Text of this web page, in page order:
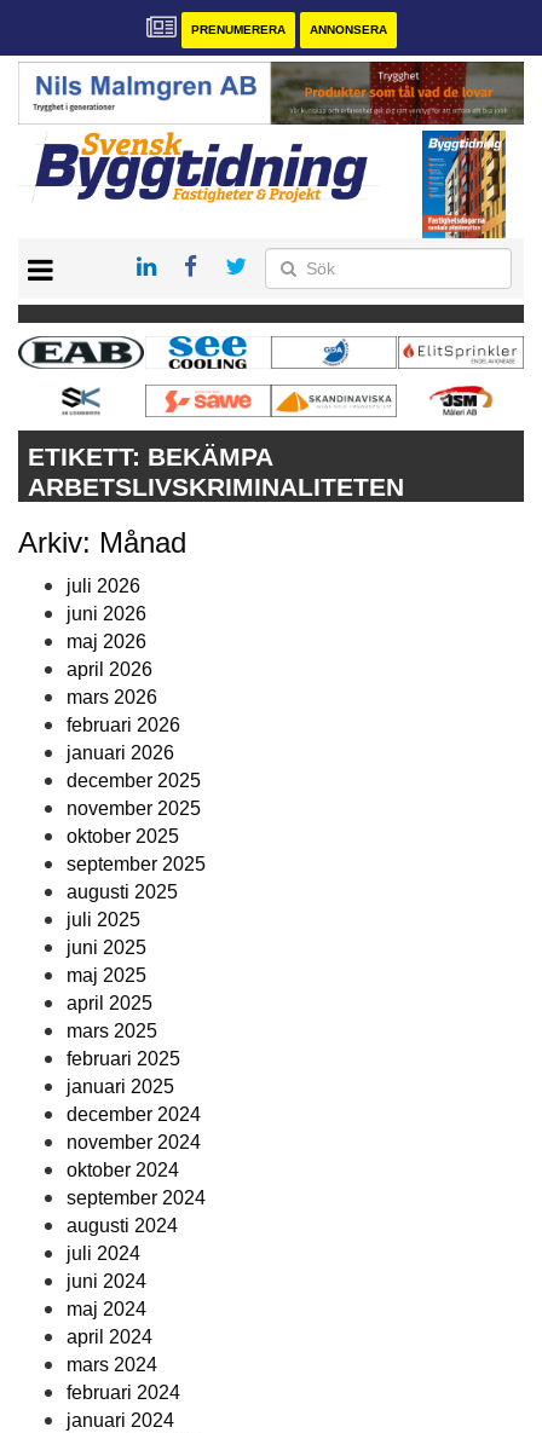
PRENUMERERA ANNONSERA
PRENUMERERA
VÅRA ANDRA MAGASIN
ANNONSERA
ETIKETT: BEKÄMPA
ARBETSLIVSKRIMINALITETEN
Arkiv: Månad
juli 2026
juni 2026
maj 2026
april 2026
mars 2026
februari 2026
januari 2026
december 2025
november 2025
oktober 2025
september 2025
augusti 2025
juli 2025
juni 2025
maj 2025
april 2025
mars 2025
februari 2025
januari 2025
december 2024
november 2024
oktober 2024
september 2024
augusti 2024
juli 2024
juni 2024
maj 2024
april 2024
mars 2024
februari 2024
januari 2024